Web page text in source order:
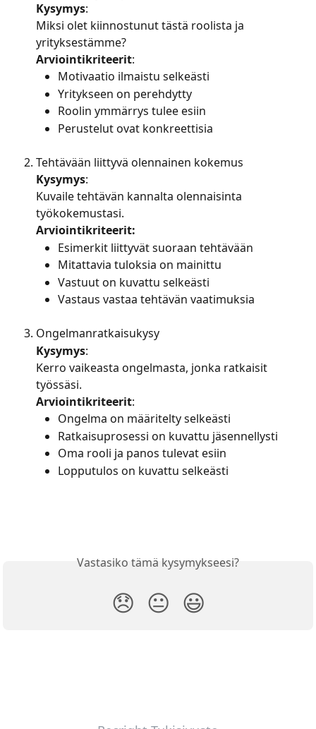
Kysymys:
Miksi olet kiinnostunut tästä roolista ja
yrityksestämme?
Arviointikriteerit:
Motivaatio ilmaistu selkeästi
Yritykseen on perehdytty
Roolin ymmärrys tulee esiin
Perustelut ovat konkreettisia
Tehtävään liittyvä olennainen kokemus
Kysymys:
Kuvaile tehtävän kannalta olennaisinta
työkokemustasi.
Arviointikriteerit:
Esimerkit liittyvät suoraan tehtävään
Mitattavia tuloksia on mainittu
Vastuut on kuvattu selkeästi
Vastaus vastaa tehtävän vaatimuksia
Ongelmanratkaisukysy
Kysymys:
Kerro vaikeasta ongelmasta, jonka ratkaisit
työssäsi.
Arviointikriteerit:
Ongelma on määritelty selkeästi
Ratkaisuprosessi on kuvattu jäsennellysti
Oma rooli ja panos tulevat esiin
Lopputulos on kuvattu selkeästi
Vastasiko tämä kysymykseesi?
😞 😐 😃